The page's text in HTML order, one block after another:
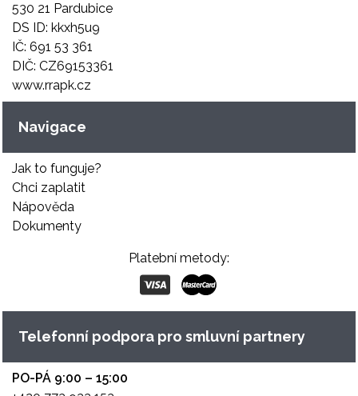
530 21 Pardubice
DS ID: kkxh5u9
IČ: 691 53 361
DIČ: CZ69153361
www.rrapk.cz
Navigace
Jak to funguje?
Chci zaplatit
Nápověda
Dokumenty
Platební metody:
Telefonní podpora pro smluvní partnery
PO-PÁ 9:00 – 15:00